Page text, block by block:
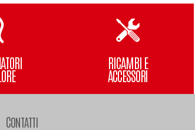
RICAMBI E
ACCESSORI
CONTATTI